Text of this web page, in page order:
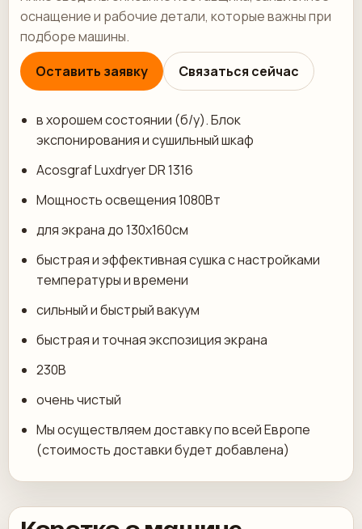
оснащение и рабочие детали, которые важны при
подборе машины.
Оставить заявку
Связаться сейчас
в хорошем состоянии (б/у). Блок
экспонирования и сушильный шкаф
Acosgraf Luxdryer DR 1316
Мощность освещения 1080Вт
для экрана до 130х160см
быстрая и эффективная сушка с настройками
температуры и времени
сильный и быстрый вакуум
быстрая и точная экспозиция экрана
230В
очень чистый
Мы осуществляем доставку по всей Европе
(стоимость доставки будет добавлена)